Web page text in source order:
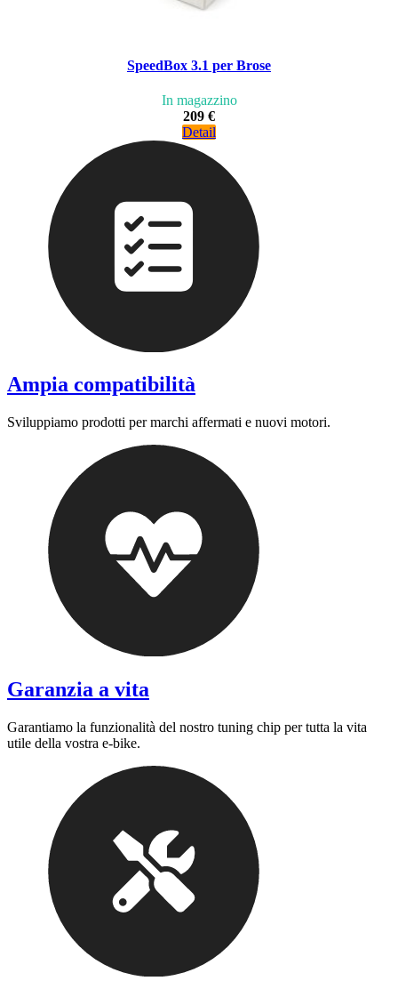
SpeedBox 3.1 per Brose
In magazzino
209 €
Detail
Ampia compatibilità
Sviluppiamo prodotti per marchi affermati e nuovi motori.
Garanzia a vita
Garantiamo la funzionalità del nostro tuning chip per tutta la vita
utile della vostra e-bike.